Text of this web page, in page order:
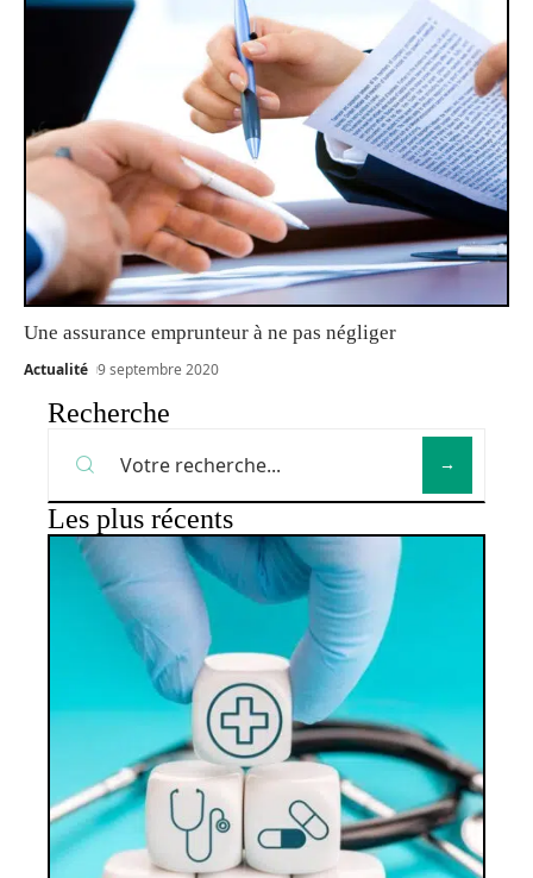
Une assurance emprunteur à ne pas négliger
Actualité 9 septembre 2020
Recherche
Les plus récents